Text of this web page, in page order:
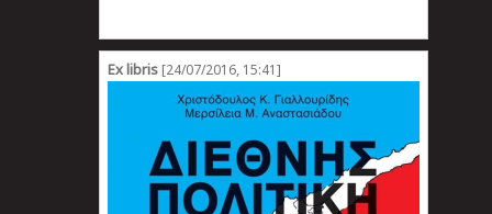
Ex libris[24/07/2016, 15:41]